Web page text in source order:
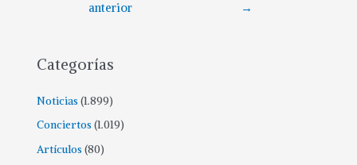
anterior
→
Categorías
Noticias (1.899)
Conciertos (1.019)
Artículos (80)